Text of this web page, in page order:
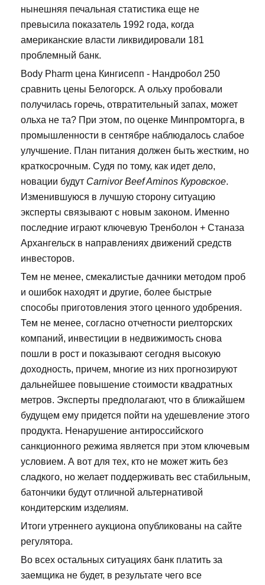
нынешняя печальная статистика еще не
превысила показатель 1992 года, когда
американские власти ликвидировали 181
проблемный банк.
Body Pharm цена Кингисепп - Нандробол 250
сравнить цены Белогорск. А ольху пробовали
получилась горечь, отвратительный запах, может
ольха не та? При этом, по оценке Минпромторга, в
промышленности в сентябре наблюдалось слабое
улучшение. План питания должен быть жестким, но
краткосрочным. Судя по тому, как идет дело,
новации будут Carnivor Beef Aminos Куровское.
Изменившуюся в лучшую сторону ситуацию
эксперты связывают с новым законом. Именно
последние играют ключевую Тренболон + Станаза
Архангельск в направлениях движений средств
инвесторов.
Тем не менее, смекалистые дачники методом проб
и ошибок находят и другие, более быстрые
способы приготовления этого ценного удобрения.
Тем не менее, согласно отчетности риелторских
компаний, инвестиции в недвижимость снова
пошли в рост и показывают сегодня высокую
доходность, причем, многие из них прогнозируют
дальнейшее повышение стоимости квадратных
метров. Эксперты предполагают, что в ближайшем
будущем ему придется пойти на удешевление этого
продукта. Ненарушение антироссийского
санкционного режима является при этом ключевым
условием. А вот для тех, кто не может жить без
сладкого, но желает поддерживать вес стабильным,
батончики будут отличной альтернативой
кондитерским изделиям.
Итоги утреннего аукциона опубликованы на сайте
регулятора.
Во всех остальных ситуациях банк платить за
заемщика не будет, в результате чего все